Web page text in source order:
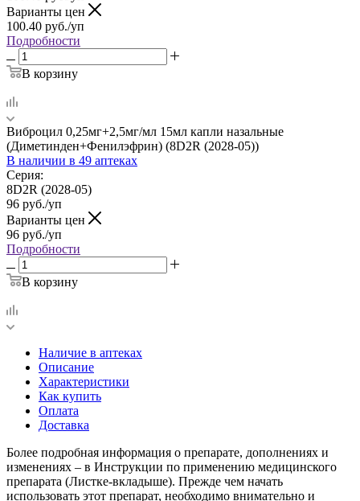
Варианты цен
100.40 руб./уп
Подробности
В корзину
Виброцил 0,25мг+2,5мг/мл 15мл капли назальные
(Диметинден+Фенилэфрин) (8D2R (2028-05))
В наличии в 49 аптеках
Серия:
8D2R (2028-05)
96 руб./уп
Варианты цен
96 руб./уп
Подробности
В корзину
Наличие в аптеках
Описание
Характеристики
Как купить
Оплата
Доставка
Более подробная информация о препарате, дополнениях и
изменениях – в Инструкции по применению медицинского
препарата (Листке-вкладыше). Прежде чем начать
использовать этот препарат, необходимо внимательно и